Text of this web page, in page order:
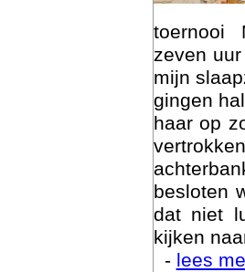
toernooi
zeven
mijn
gingen
haar op
besloten
dat niet
kijken
- lees